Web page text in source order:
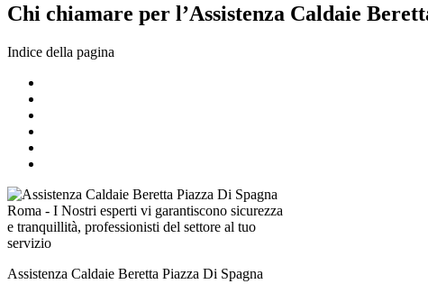
Chi chiamare per l’Assistenza Caldaie
Indice della pagina
Assistenza Caldaie Beretta Piazza Di Spagna